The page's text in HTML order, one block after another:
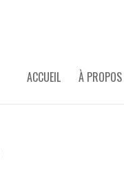
ACCUEIL À PROPOS